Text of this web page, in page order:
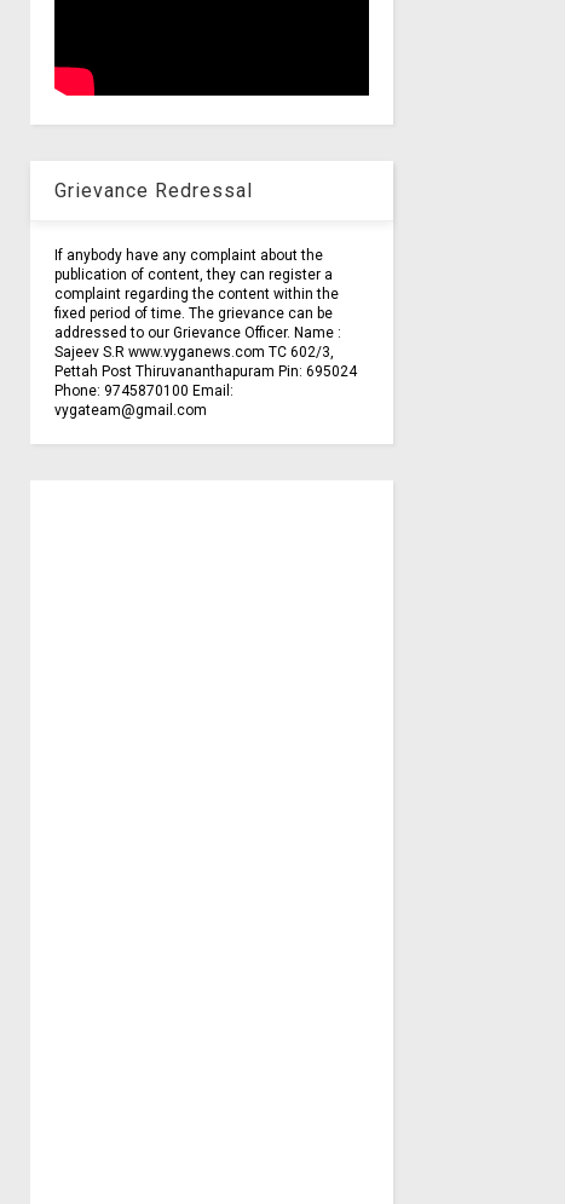
Grievance Redressal
If anybody have any complaint about the
publication of content, they can register a
complaint regarding the content within the
fixed period of time. The grievance can be
addressed to our Grievance Officer. Name :
Sajeev S.R www.vyganews.com TC 602/3,
Pettah Post Thiruvananthapuram Pin: 695024
Phone: 9745870100 Email:
vygateam@gmail.com